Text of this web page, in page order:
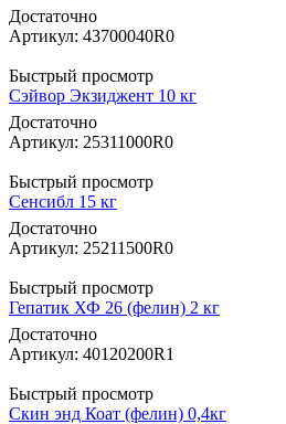
Достаточно
Артикул: 43700040R0
Быстрый просмотр
Сэйвор Экзиджент 10 кг
Достаточно
Артикул: 25311000R0
Быстрый просмотр
Сенсибл 15 кг
Достаточно
Артикул: 25211500R0
Быстрый просмотр
Гепатик ХФ 26 (фелин) 2 кг
Достаточно
Артикул: 40120200R1
Быстрый просмотр
Скин энд Коат (фелин) 0,4кг